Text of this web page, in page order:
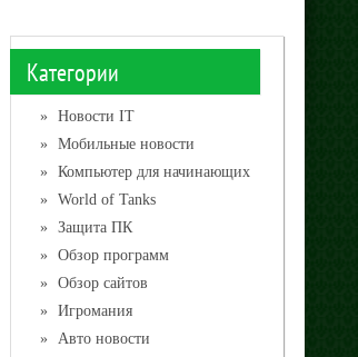
Категории
» Новости IT
» Мобильные новости
» Компьютер для начинающих
» World of Tanks
» Защита ПК
» Обзор программ
» Обзор сайтов
» Игромания
» Авто новости